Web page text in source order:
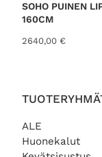
ALE
Huonekalut
SOHO PUINEN
160CM
2640,00 €